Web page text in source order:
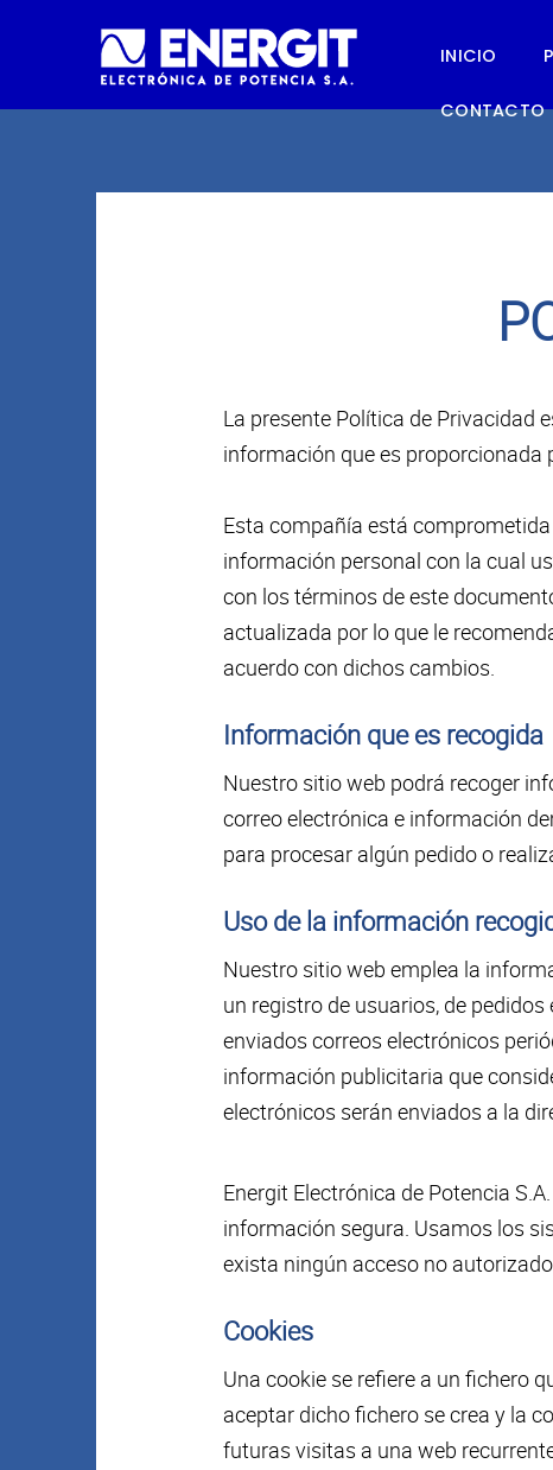
INICIO
CONTACTO
La presente Política de Privacidad
información que es
Esta compañía está
información personal con la cual
con los términos de este
actualizada por lo que le
acuerdo con dichos cambios.
Información que es recogida
Nuestro sitio web podrá recoger
correo electrónica e información
para procesar algún pedido o
Uso de la información
Nuestro sitio web emplea la
un registro de usuarios, de
enviados correos electrónicos
información publicitaria que
electrónicos serán enviados a la
Energit Electrónica de Potencia
información segura. Usamos los
exista ningún acceso no
Cookies
Una cookie se refiere a un fichero
aceptar dicho fichero se crea y la
futuras visitas a una web